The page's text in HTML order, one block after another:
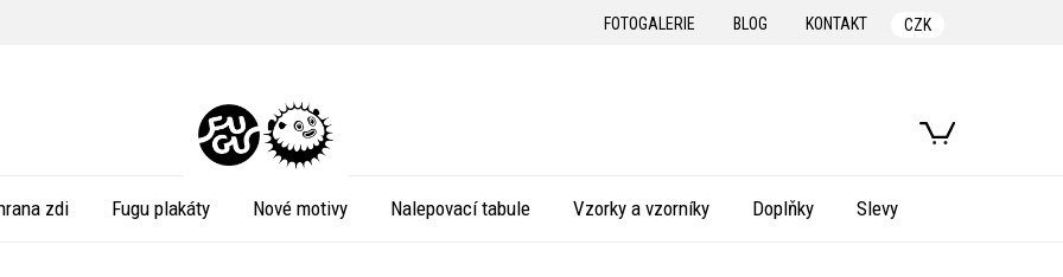
FOTOGALERIE BLOG KONTAKT CZK
NÁKUPNÍ
zdi Fugu plakáty Nové motivy Nalepovací tabule Vzorky a vzorníky Doplňky Slevy